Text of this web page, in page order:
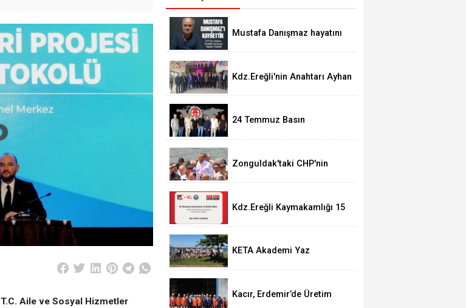
T.C. Aile ve Sosyal Hizmetler
Mustafa Danışmaz hayatını
Kdz.Ereğli'nin Anahtarı Ayhan
24 Temmuz Basın
Zonguldak'taki CHP'nin
ortalığı karıştırdı..
Kdz.Ereğli Kaymakamlığı 15
açıkladı.
KETA Akademi Yaz
Coşkusu
Kacır, Erdemir’de Üretim